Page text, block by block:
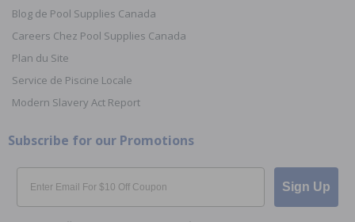
Blog de Pool Supplies Canada
Careers Chez Pool Supplies Canada
Plan du Site
Service de Piscine Locale
Modern Slavery Act Report
Subscribe for our Promotions
Email
Sign Up